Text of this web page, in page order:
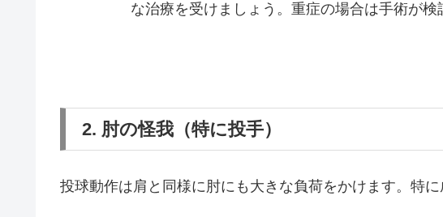
な治療を受けましょう。重症の場合は手術が検
2. 肘の怪我（特に投手）
投球動作は肩と同様に肘にも大きな負荷をかけます。特に